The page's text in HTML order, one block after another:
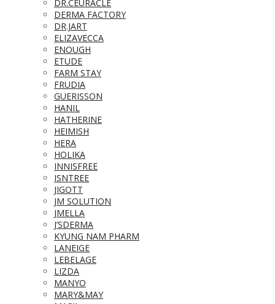
DR.CEURACLE
DERMA FACTORY
DR.JART
ELIZAVECCA
ENOUGH
ETUDE
FARM STAY
FRUDIA
GUERISSON
HANIL
HATHERINE
HEIMISH
HERA
HOLIKA
INNISFREE
ISNTREE
JIGOTT
JM SOLUTION
JMELLA
J’SDERMA
KYUNG NAM PHARM
LANEIGE
LEBELAGE
LIZDA
MANYO
MARY&MAY